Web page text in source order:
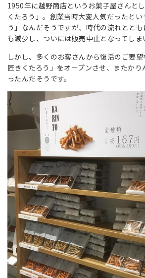
1950年に越野商店というお菓子屋さんと
くたろう」。創業当時大変人気だったと
う」なんだそうですが、時代の流れとと
も減少し、ついには販売中止となってしま
しかし、多くのお客さんから復活のご要
匠きくたろう」をオープンさせ、またか
ったんだそうです。